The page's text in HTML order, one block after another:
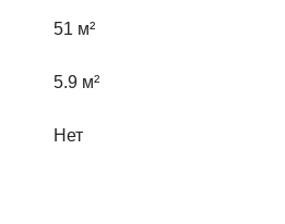
51 м²
5.9 м²
Нет